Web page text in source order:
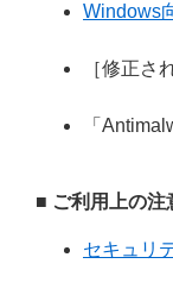
Windows
［修正さ
「
■ ご利用上の注
セキュリ